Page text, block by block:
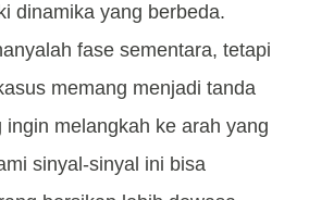
dinamika yang berbeda.
fase sementara, tetapi
memang menjadi tanda
ingin melangkah ke arah yang
sinyal-sinyal ini bisa